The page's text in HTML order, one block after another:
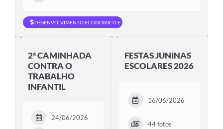
DESENVOLVIMENTO ECONÔMICO E TRABALHO
2ª CAMINHADA
CONTRA O
TRABALHO
INFANTIL
24/06/2026
FESTAS JUNINAS
ESCOLARES 2026
16/06/2026
44 fotos